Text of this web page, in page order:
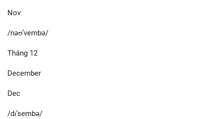
Nov
/nəʊ’vembə/
Tháng 12
December
Dec
/dɪ’sembə/